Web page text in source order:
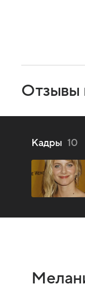
Отзывы
Кадры 10